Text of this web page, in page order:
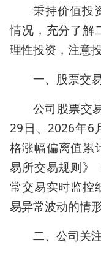
秉持价值投
情况，充分了解
理性投资，注意
一、股票交
公司股票交
29日、2026年6
格涨幅偏离值累
易所交易规则》
常交易实时监控
易异常波动的情形
二、公司关